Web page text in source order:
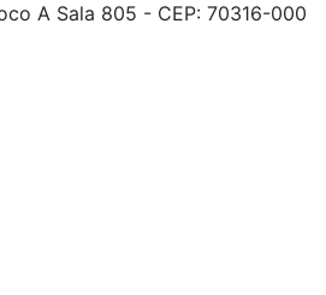
A Sala 805 - CEP: 70316-000